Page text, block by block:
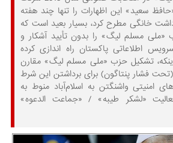
سعید» این اظهارات را تنها چند هفته
خانگی مطرح کرد، بسیار بعید است که
«ملی مسلم لیگ» را بدون تأیید آشکار و
اطلاعاتی پاکستان راه اندازی کرده
تشکیل حزب «ملی مسلم لیگ» مقارن
(تحت فشار پنتاگون) برای برداشتن این شرط
امنیتی واشنگتن به اسلام‌آباد منوط به
«لشکر طیبه» / «جماعت الدعوه»